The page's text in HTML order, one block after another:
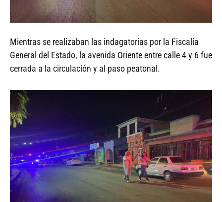
Mientras se realizaban las indagatorias por la Fiscalía
General del Estado, la avenida Oriente entre calle 4 y 6 fue
cerrada a la circulación y al paso peatonal.